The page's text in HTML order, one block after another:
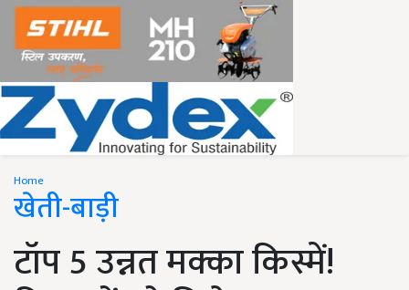
Home
खेती-बाड़ी
टॉप 5 उन्नत मक्का किस्में!